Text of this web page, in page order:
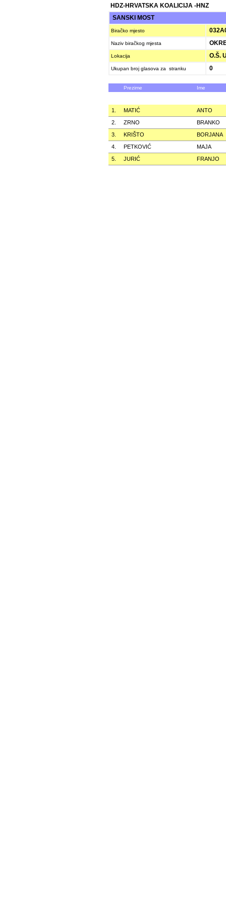
HDZ-HRVATSKA KOALICIJA -HNZ
SANSKI MOST
Biračko mjesto
Naziv biračkog mjesta
Lokacija O.Š.
Ukupan broj glasova za stranku 0
Prezime Ime
1. MATIĆ
ANTO
2.
ZRNO
BRANKO
3.
KRIŠTO
BORJANA
4.
PETKOVIĆ
MAJA
5.
JURIĆ FRANJO